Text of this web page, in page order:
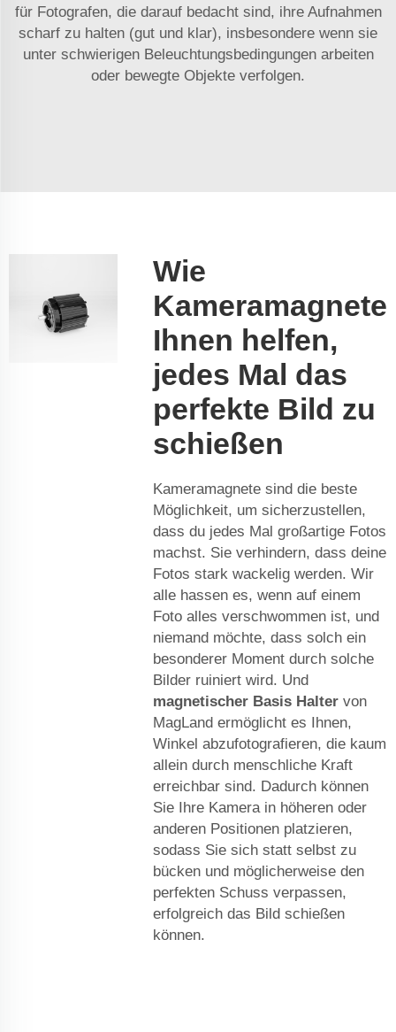
für Fotografen, die darauf bedacht sind, ihre Aufnahmen
scharf zu halten (gut und klar), insbesondere wenn sie
unter schwierigen Beleuchtungsbedingungen arbeiten
oder bewegte Objekte verfolgen.
Wie
Kameramagnete
Ihnen helfen,
jedes Mal das
perfekte Bild zu
schießen
Kameramagnete sind die beste
Möglichkeit, um sicherzustellen,
dass du jedes Mal großartige Fotos
machst. Sie verhindern, dass deine
Fotos stark wackelig werden. Wir
alle hassen es, wenn auf einem
Foto alles verschwommen ist, und
niemand möchte, dass solch ein
besonderer Moment durch solche
Bilder ruiniert wird. Und
magnetischer Basis Halter von
MagLand ermöglicht es Ihnen,
Winkel abzufotografieren, die kaum
allein durch menschliche Kraft
erreichbar sind. Dadurch können
Sie Ihre Kamera in höheren oder
anderen Positionen platzieren,
sodass Sie sich statt selbst zu
bücken und möglicherweise den
perfekten Schuss verpassen,
erfolgreich das Bild schießen
können.